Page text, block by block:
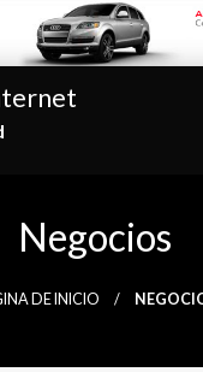
Negocios
DE INICIO